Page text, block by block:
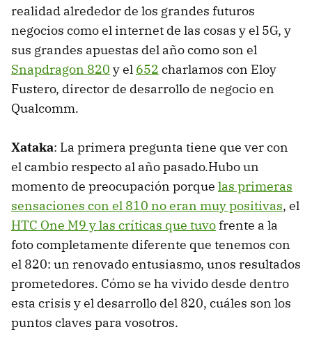
realidad alrededor de los grandes futuros
negocios como el internet de las cosas y el 5G, y
sus grandes apuestas del año como son el
Snapdragon 820 y el 652 charlamos con Eloy
Fustero, director de desarrollo de negocio en
Qualcomm.
Xataka: La primera pregunta tiene que ver con
el cambio respecto al año pasado.Hubo un
momento de preocupación porque las primeras
sensaciones con el 810 no eran muy positivas, el
HTC One M9 y las críticas que tuvofrente a la
foto completamente diferente que tenemos con
el 820: un renovado entusiasmo, unos resultados
prometedores. Cómo se ha vivido desde dentro
esta crisis y el desarrollo del 820, cuáles son los
puntos claves para vosotros.